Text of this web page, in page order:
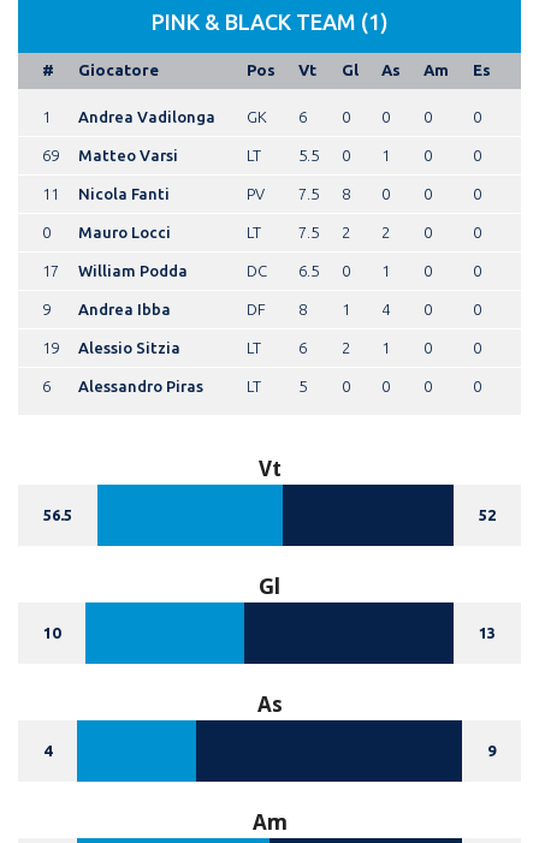
PINK & BLACK TEAM (1)
# Giocatore Pos Vt Gl As Am Es
1 Andrea Vadilonga GK 6 0 0 0 0
69 Matteo Varsi LT 5.5 0 1 0 0
11 Nicola Fanti PV 7.5 8 0 0 0
0 Mauro Locci LT 7.5 2 2 0 0
17 William Podda DC 6.5 0 1 0 0
9 Andrea Ibba DF 8 1 4 0 0
19 Alessio Sitzia LT 6 2 1 0 0
6 Alessandro Piras LT 5 0 0 0 0
Vt
56.5 52
Gl
10 13
As
4 9
Am